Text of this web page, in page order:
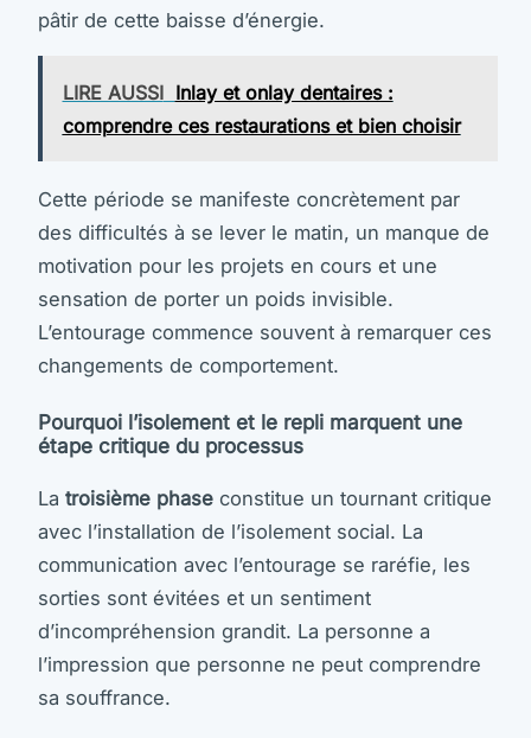
pâtir de cette baisse d’énergie.
LIRE AUSSI Inlay et onlay dentaires :
comprendre ces restaurations et bien choisir
Cette période se manifeste concrètement par
des difficultés à se lever le matin, un manque de
motivation pour les projets en cours et une
sensation de porter un poids invisible.
L’entourage commence souvent à remarquer ces
changements de comportement.
Pourquoi l’isolement et le repli marquent une
étape critique du processus
La troisième phase constitue un tournant critique
avec l’installation de l’isolement social. La
communication avec l’entourage se raréfie, les
sorties sont évitées et un sentiment
d’incompréhension grandit. La personne a
l’impression que personne ne peut comprendre
sa souffrance.